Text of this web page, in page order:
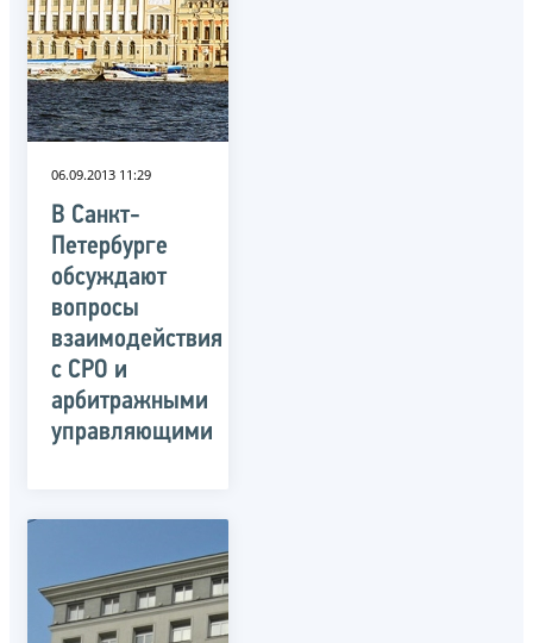
06.09.2013 11:29
В Санкт-
Петербурге
обсуждают
вопросы
взаимодействия
с СРО и
арбитражными
управляющими